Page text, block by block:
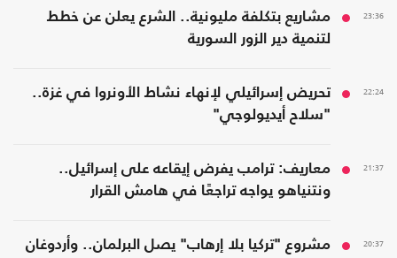
23:36
مشاريع بتكلفة مليونية.. الشرع يعلن عن خطط
لتنمية دير الزور السورية
22:24
تحريض إسرائيلي لإنهاء نشاط الأونروا في غزة..
"سلاح أيديولوجي"
21:37
معاريف: ترامب يفرض إيقاعه على إسرائيل..
ونتنياهو يواجه تراجعًا في هامش القرار
20:37
مشروع "تركيا بلا إرهاب" يصل البرلمان.. وأردوغان